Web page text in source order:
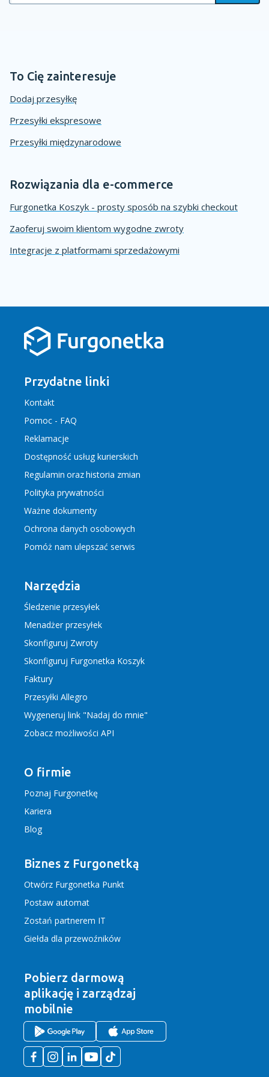
To Cię zainteresuje
Dodaj przesyłkę
Przesyłki ekspresowe
Przesyłki międzynarodowe
Rozwiązania dla e-commerce
Furgonetka Koszyk - prosty sposób na szybki checkout
Zaoferuj swoim klientom wygodne zwroty
Integracje z platformami sprzedażowymi
Przydatne linki
Kontakt
Pomoc - FAQ
Reklamacje
Dostępność usług kurierskich
Regulamin orazhistoria zmian
Polityka prywatności
Ważne dokumenty
Ochrona danych osobowych
Pomóż nam ulepszać serwis
Narzędzia
Śledzenie przesyłek
Menadżer przesyłek
Skonfiguruj Zwroty
Skonfiguruj Furgonetka Koszyk
Faktury
Przesyłki Allegro
Wygeneruj link "Nadaj do mnie"
Zobacz możliwości API
O firmie
Poznaj Furgonetkę
Kariera
Blog
Biznes z Furgonetką
Otwórz Furgonetka Punkt
Postaw automat
Zostań partnerem IT
Giełda dla przewoźników
Pobierz darmową
aplikację i zarządzaj
mobilnie